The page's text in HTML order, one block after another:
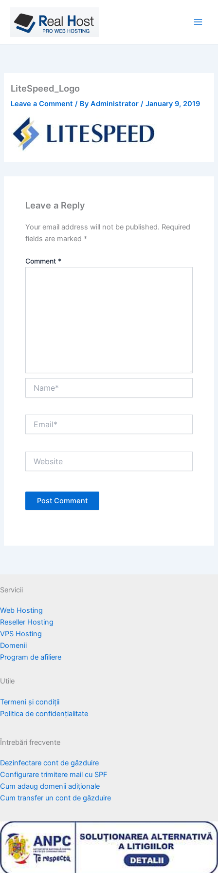
content
LiteSpeed_Logo
Leave a Comment / ByAdministrator/January 9, 2019
Leave a Reply
Your email address will not be published. Required
fields are marked *
Comment *
Servicii
Web Hosting
Reseller Hosting
VPS Hosting
Domenii
Program de afiliere
Utile
Termeni și condiții
Politica de confidențialitate
Întrebări frecvente
Dezinfectare cont de găzduire
Configurare trimitere mail cu SPF
Cum adaug domenii adiționale
Cum transfer un cont de găzduire